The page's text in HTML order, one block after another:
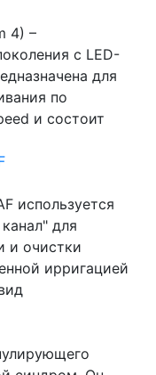
4) –
с LED-
для
по
и состоит
используется
для
и очистки
ирригацией